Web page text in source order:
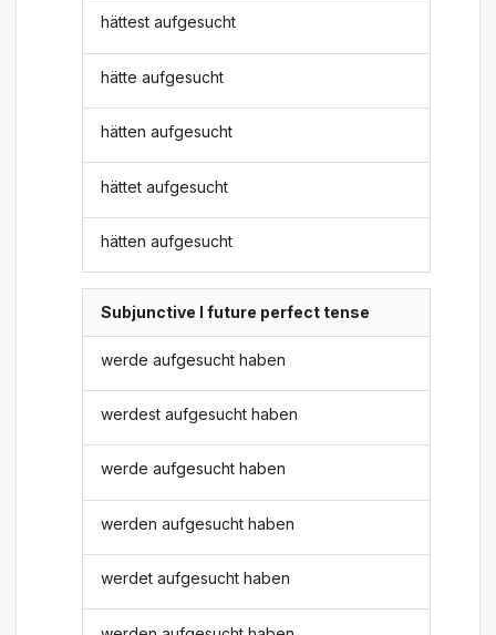
hättest aufgesucht
hätte aufgesucht
hätten aufgesucht
hättet aufgesucht
hätten aufgesucht
Subjunctive I future perfect tense
werde aufgesucht haben
werdest aufgesucht haben
werde aufgesucht haben
werden aufgesucht haben
werdet aufgesucht haben